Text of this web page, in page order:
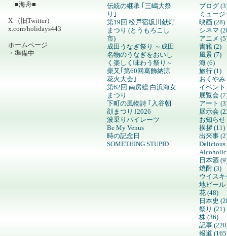
■海舟■
X （旧Twitter）
x.com/holidays443
ホームページ
・準備中
伝統の継承 ｢三嶋大祭
り｣
第19回 松戸宿坂川献灯
まつり (とうもろこし
市)
成田うなぎ祭り ～成田
名物のうなぎをおいし
く楽しく味わう祭り～
柴又｢第60回葛飾納涼
花火大会｣
第62回 南房総 白浜海女
まつり
下町の風物詩 ｢入谷朝
顔まつり｣2026
波乗りパイレーツ
Be My Venus
時の記念日
SOMETHING STUPID
ブログ
ミュージ
映画 (28)
シネマ
アニメ
書籍 (2)
風景 (7)
海 (6)
旅行 (1)
おくやみ
イベント
展覧会
アート
展示会
お知らせ
挨拶 (11)
出来事
Delicious
日本酒
焼酎 (3)
ウイスキ
地ビール
花 (48)
日本史
祭り (21)
株 (36)
記事
報道